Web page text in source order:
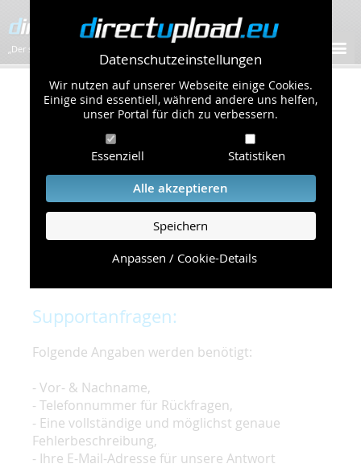
Datenschutzeinstellungen
Wir nutzen auf unserer Webseite einige Cookies.
Einige sind essentiell, während andere uns helfen,
unser Portal für dich zu verbessern.
Essenziell Statistiken
Alle akzeptieren
Speichern
Anpassen / Cookie-Details
„Der schnellste Bilder-Hoster im Web!”
Kontakt & Support
Um eine schnelle und unkomplizierte
Bearbeitung Ihres Problems zu gewährleisten,
bitten wir Sie,
folgende Punkte zu beachten und einzuhalten.
Die schnellste Hilfe finden Sie auf unserer
Seite, die die häufig gestellten Fragen
Supportanfragen:
Folgende Angaben werden benötigt:
- Vor- & Nachname,
- Telefonnummer für Rückfragen,
- Eine vollständige und möglichst genaue
Fehlerbeschreibung,
- Ihre E-Mail-Adresse für unsere Antwort